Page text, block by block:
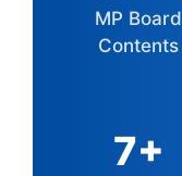
MP Board
Contents
11+